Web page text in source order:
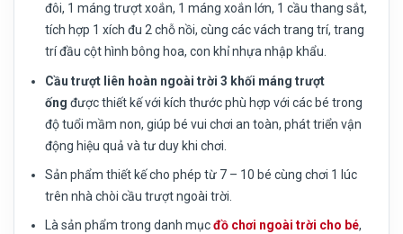
đôi, 1 máng trượt xoắn, 1 máng xoắn lớn, 1 cầu thang sắt,
tích hợp 1 xích đu 2 chỗ nồi, cùng các vách trang trí, trang
trí đầu cột hình bông hoa, con khỉ nhựa nhập khẩu.
Cầu trượt liên hoàn ngoài trời 3 khối máng trượt
ốngđược thiết kế với kích thước phù hợp với các bé trong
độ tuổi mầm non, giúp bé vui chơi an toàn, phát triển vận
động hiệu quả và tư duy khi chơi.
Sản phẩm thiết kế cho phép từ 7 – 10 bé cùng chơi 1 lúc
trên nhà chòi cầu trượt ngoài trời.
Là sản phẩm trong danh mụcđồ chơi ngoài trời cho bé,